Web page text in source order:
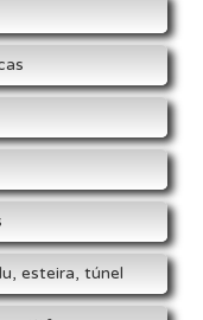
esteira, túnel